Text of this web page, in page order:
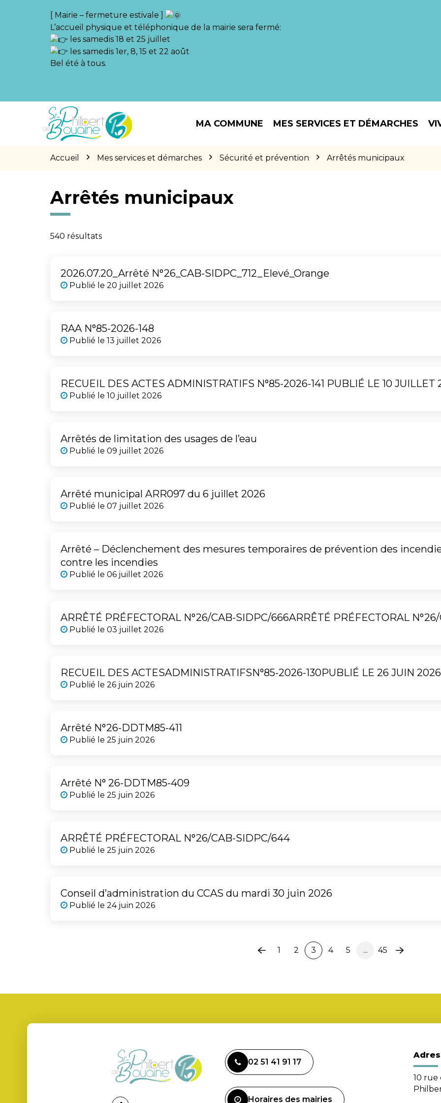
[ Mairie – fermeture estivale ]
L’accueil physique et téléphonique de la mairie sera fermé:
les samedis 18 et 25 juillet
les samedis 1er, 8, 15 et 22 août
Bel été à tous.
MA COMMUNE MES SERVICES ET DÉMARCHES
Accueil Mes services et démarches Sécurité et prévention Arrêtés municipaux
Arrêtés municipaux
540 résultats
2026.07.20_Arrêté N°26_CAB-SIDPC_712_Elevé_Orange
Publié le 20 juillet 2026
RAA N°85-2026-148
Publié le 13 juillet 2026
RECUEIL DES ACTES ADMINISTRATIFS N°85-2026-141 PUBLIÉ LE 10 JUILLET
Publié le 10 juillet 2026
Arrêtés de limitation des usages de l’eau
Publié le 09 juillet 2026
Arrêté municipal ARR097 du 6 juillet 2026
Publié le 07 juillet 2026
Arrêté – Déclenchement des mesures temporaires de prévention des
contre les incendies
Publié le 06 juillet 2026
ARRÊTÉ PRÉFECTORAL N°26/CAB-SIDPC/666ARRÊTÉ PRÉFECTORAL
Publié le 03 juillet 2026
RECUEIL DES ACTESADMINISTRATIFSN°85-2026-130PUBLIÉ LE 26 JUIN 2026
Publié le 26 juin 2026
Arrêté N°26-DDTM85-411
Publié le 25 juin 2026
Arrêté N° 26-DDTM85-409
Publié le 25 juin 2026
ARRÊTÉ PRÉFECTORAL N°26/CAB-SIDPC/644
Publié le 25 juin 2026
Conseil d’administration du CCAS du mardi 30 juin 2026
Publié le 24 juin 2026
Page
1 2 3 4 5 ... 45
Page
02 51 41 91 17
Horaires des mairies
10 rue